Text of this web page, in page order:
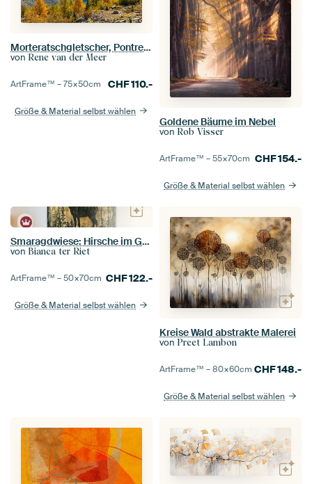
Morteratschgletscher, Pontresina, Graubünden, Engadin, Schweiz,
von Rene van der Meer
ArtFrame™ –75×50cm CHF110.-
Größe & Material selbst wählen
Goldene Bäume im Nebel
von Rob Visser
ArtFrame™ –55×70cm CHF154.-
Größe & Material selbst wählen
Smaragdwiese: Hirsche im Goldglanz
von Bianca ter Riet
ArtFrame™ –50×70cm CHF122.-
Größe & Material selbst wählen
Kreise Wald abstrakte Malerei
von Preet Lambon
ArtFrame™ –80×60cm CHF148.-
Größe & Material selbst wählen